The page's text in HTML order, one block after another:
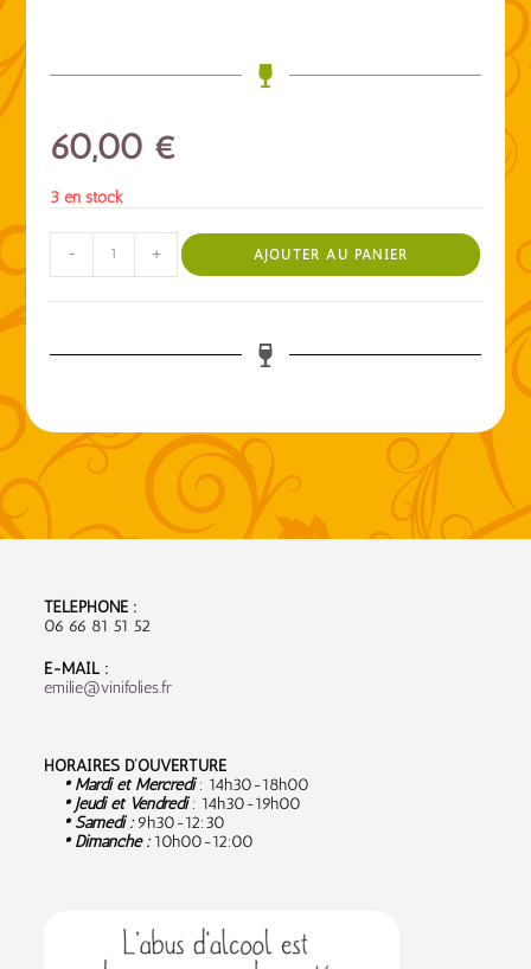
60,00 €
3 en stock
- + AJOUTER AU PANIER
TÉLÉPHONE :
06 66 81 51 52
E-MAIL :
emilie@vinifolies.fr
HORAIRES D’OUVERTURE
• Mardi et Mercredi: 14h30-18h00
• Jeudi et Vendredi: 14h30-19h00
• Samedi :9h30-12:30
• Dimanche :10h00-12:00